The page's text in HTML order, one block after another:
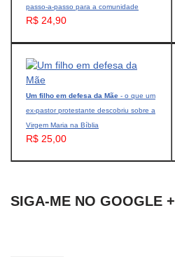
passo-a-passo para a comunidade
R$ 24,90
Um filho em defesa da Mãe - o que um
ex-pastor protestante descobriu sobre a
Virgem Maria na Bíblia
R$ 25,00
SIGA-ME NO GOOGLE +